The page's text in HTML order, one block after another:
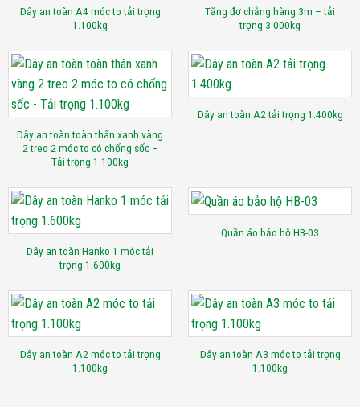
Dây an toàn A4 móc to tải trọng
1.100kg
Tăng đơ chằng hàng 3m – tải
trọng 3.000kg
Dây an toàn toàn thân xanh vàng
2 treo 2 móc to có chống sốc –
Tải trọng 1.100kg
Dây an toàn A2 tải trọng 1.400kg
Dây an toàn Hanko 1 móc tải
trọng 1.600kg
Quần áo bảo hộ HB-03
Dây an toàn A2 móc to tải trọng
1.100kg
Dây an toàn A3 móc to tải trọng
1.100kg